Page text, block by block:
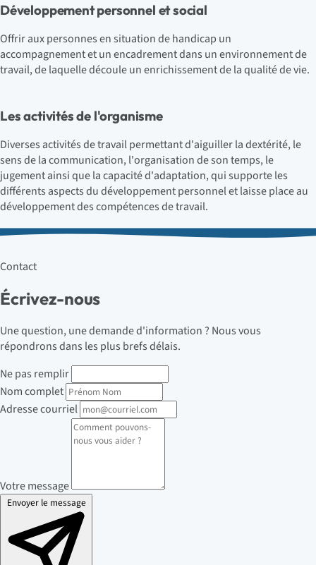
Développement personnel et social
Offrir aux personnes en situation de handicap un
accompagnement et un encadrement dans un environnement de
travail, de laquelle découle un enrichissement de la qualité de vie.
Les activités de l'organisme
Diverses activités de travail permettant d'aiguiller la dextérité, le
sens de la communication, l'organisation de son temps, le
jugement ainsi que la capacité d'adaptation, qui supporte les
différents aspects du développement personnel et laisse place au
développement des compétences de travail.
Contact
Écrivez-nous
Une question, une demande d'information ? Nous vous
répondrons dans les plus brefs délais.
Ne pas remplir
Nom complet
Adresse courriel
Votre message